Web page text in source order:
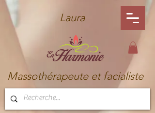
Laura
Massothérapeute et facialiste